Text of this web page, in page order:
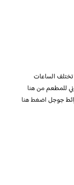
للمطعممن هنا
جوجلاضغط هنا